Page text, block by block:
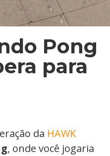
Pong
para
da HAWK
, onde você jogaria